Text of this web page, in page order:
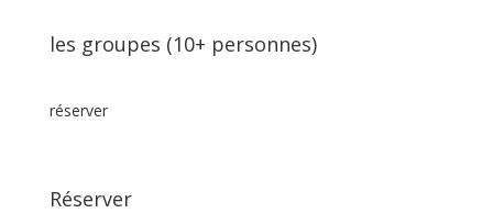
les groupes (10+ personnes)
réserver
Réserver